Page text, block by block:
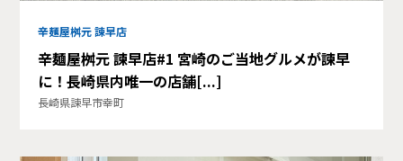
辛麺屋桝元 諫早店
辛麺屋桝元 諫早店#1 宮崎のご当地グルメが諫早
に！長崎県内唯一の店舗[...]
長崎県諫早市幸町